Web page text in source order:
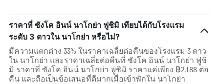
ราคาที่ ซังโค อินน์ นาโกย่า ฟูชิมิ เทียบได้กับโรงแรม
ระดับ 3 ดาวใน นาโกย่า หรือไม่?
มีความแตกต่าง 33% ในราคาเฉลี่ยต่อคืนของโรงแรม 3 ดาว
ใน นาโกย่า และราคาเฉลี่ยต่อคืนที่ ซังโค อินน์ นาโกย่า ฟูชิ
มิ ราคาที่ ซังโค อินน์ นาโกย่า ฟูชิมิ ราคาแค่เพียง ฿2,188 ต่อ
คืน และถือเป็นข้อเสนอที่ดีมากเมื่อเข้าพักใน นาโกย่า